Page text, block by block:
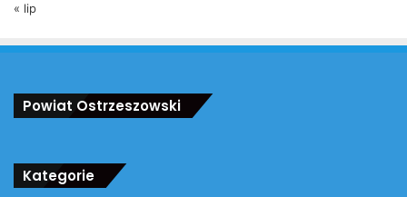
« lip
Powiat Ostrzeszowski
Kategorie